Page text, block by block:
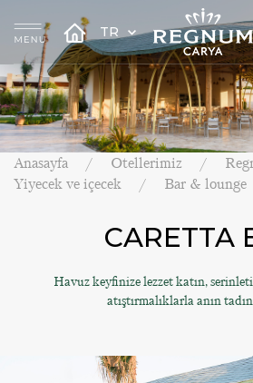
TR
Anasayfa Otellerimiz
Yiyecek ve içecek
Bar & lounge
CARETTA
Havuz keyfinize lezzet katın,
atıştırmalıklarla anın